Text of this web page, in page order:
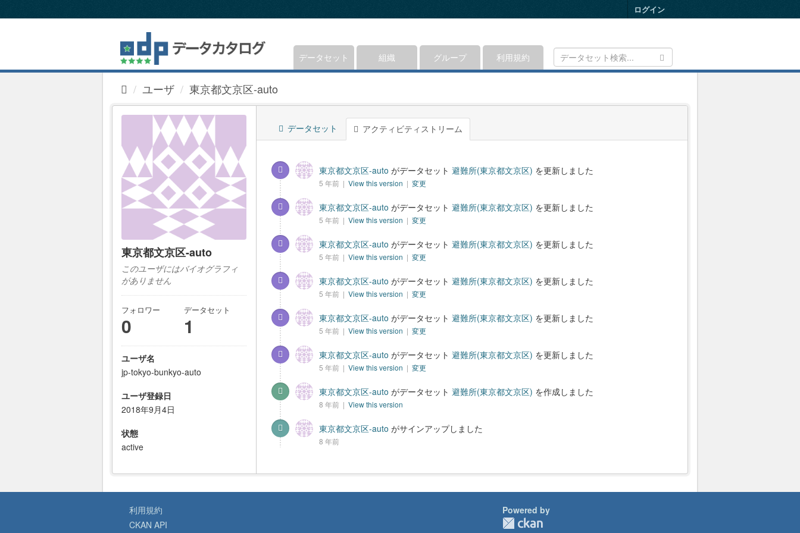
キ
ログイン
データセット 組織 グループ 利用規約
ユーザ 東京都文京区-auto
東京都文京区-auto
このユーザにはバイオグラフィ
がありません
フォロワー
0
データセット
1
ユーザ名
jp-tokyo-bunkyo-auto
ユーザ登録日
2018年9月4日
状態
active
データセット アクティビティストリーム
東京都文京区-auto がデータセット 避難所(東京都文京区) を更新しました
5 年前 | View this version | 変更
東京都文京区-auto がデータセット 避難所(東京都文京区) を更新しました
5 年前 | View this version | 変更
東京都文京区-auto がデータセット 避難所(東京都文京区) を更新しました
5 年前 | View this version | 変更
東京都文京区-auto がデータセット 避難所(東京都文京区) を更新しました
5 年前 | View this version | 変更
東京都文京区-auto がデータセット 避難所(東京都文京区) を更新しました
5 年前 | View this version | 変更
東京都文京区-auto がデータセット 避難所(東京都文京区) を更新しました
5 年前 | View this version | 変更
東京都文京区-auto がデータセット 避難所(東京都文京区) を作成しました
8 年前 | View this version
東京都文京区-auto がサインアップしました
8 年前
利用規約
CKAN API
Powered by